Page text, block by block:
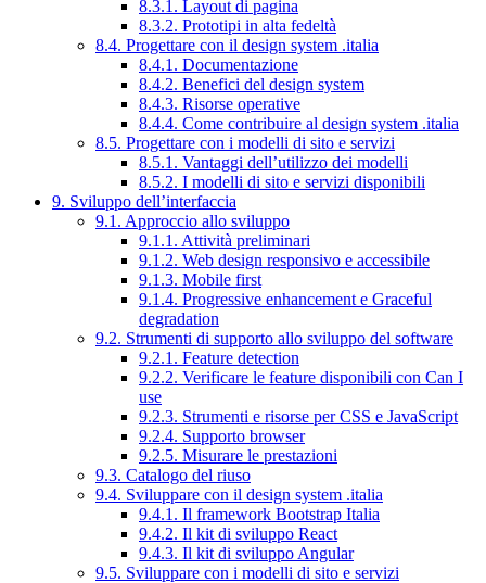
8.3.1. Layout di pagina
8.3.2. Prototipi in alta fedeltà
8.4. Progettare con il design system .italia
8.4.1. Documentazione
8.4.2. Benefici del design system
8.4.3. Risorse operative
8.4.4. Come contribuire al design system .italia
8.5. Progettare con i modelli di sito e servizi
8.5.1. Vantaggi dell’utilizzo dei modelli
8.5.2. I modelli di sito e servizi disponibili
9. Sviluppo dell’interfaccia
9.1. Approccio allo sviluppo
9.1.1. Attività preliminari
9.1.2. Web design responsivo e accessibile
9.1.3. Mobile first
9.1.4. Progressive enhancement e Graceful
degradation
9.2. Strumenti di supporto allo sviluppo del software
9.2.1. Feature detection
9.2.2. Verificare le feature disponibili con Can I
use
9.2.3. Strumenti e risorse per CSS e JavaScript
9.2.4. Supporto browser
9.2.5. Misurare le prestazioni
9.3. Catalogo del riuso
9.4. Sviluppare con il design system .italia
9.4.1. Il framework Bootstrap Italia
9.4.2. Il kit di sviluppo React
9.4.3. Il kit di sviluppo Angular
9.5. Sviluppare con i modelli di sito e servizi